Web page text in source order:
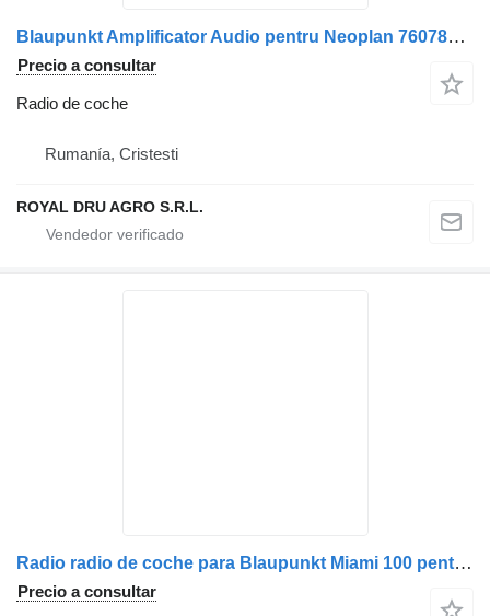
Blaupunkt Amplificator Audio pentru Neoplan 7607803010 radio de coche para Blaupunkt BCA 08 TA camión
Precio a consultar
Radio de coche
Rumanía, Cristesti
ROYAL DRU AGRO S.R.L.
Radio radio de coche para Blaupunkt Miami 100 pentru Scania camión
Precio a consultar